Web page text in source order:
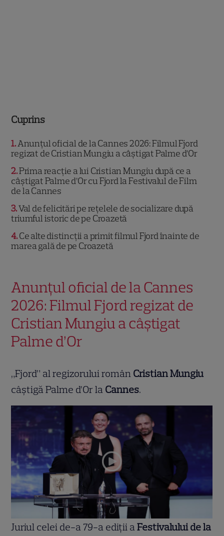
Cuprins
1 Anunțul oficial de la Cannes 2026: Filmul Fjord
regizat de Cristian Mungiu a câștigat Palme d’Or
2 Prima reacție a lui Cristian Mungiu după ce a
câștigat Palme d’Or cu Fjord la Festivalul de Film
de la Cannes
3 Val de felicitări pe rețelele de socializare după
triumful istoric de pe Croazetă
4 Ce alte distincții a primit filmul Fjord înainte de
marea gală de pe Croazetă
Anunțul oficial de la Cannes
2026: Filmul Fjord regizat de
Cristian Mungiu a câștigat
Palme d’Or
„Fjord” al regizorului român Cristian Mungiu
câștigă Palme d’Or la Cannes.
Juriul celei de-a 79-a ediții aFestivalului de la